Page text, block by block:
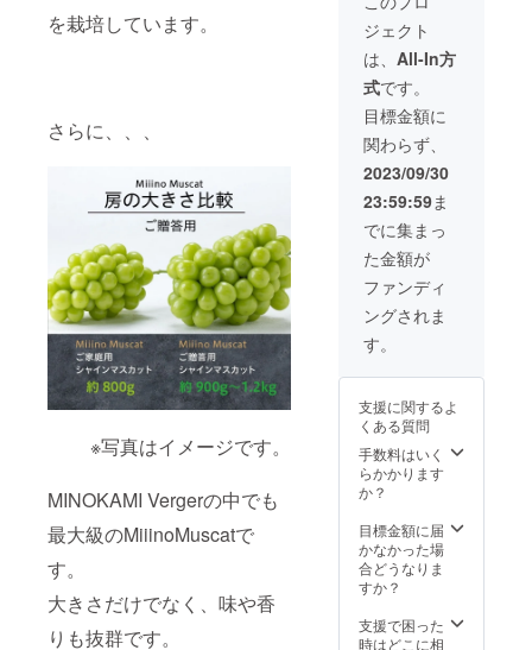
を栽培しています。
さらに、、、
※写真はイメージです。
MINOKAMI Vergerの中でも
最大級のMiiinoMuscatで
す。
大きさだけでなく、味や香
りも抜群です。
ジェクト
は、 All-In方
式です。
目標金額に
関わらず、
2023/09/30
23:59:59ま
でに集まっ
た金額が
ファンディ
ングされま
す。
支援に関するよ
くある質問
手数料はいく
らかかります
か？
目標金額に届
かなかった場
合どうなりま
すか？
支援で困った
時はどこに相